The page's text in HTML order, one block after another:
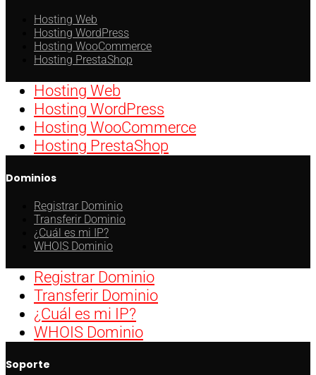
Hosting Web
Hosting WordPress
Hosting WooCommerce
Hosting PrestaShop
Hosting Web
Hosting WordPress
Hosting WooCommerce
Hosting PrestaShop
Dominios
Registrar Dominio
Transferir Dominio
¿Cuál es mi IP?
WHOIS Dominio
Registrar Dominio
Transferir Dominio
¿Cuál es mi IP?
WHOIS Dominio
Soporte